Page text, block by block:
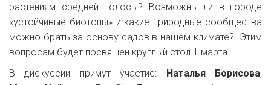
растениям средней полосы? Возможны ли в городе
«устойчивые биотопы» и какие природные сообщества
можно брать за основу садов в нашем климате? Этим
вопросам будет посвящен круглый стол 1 марта.
В дискуссии примут участие:
Наталья Борисова,